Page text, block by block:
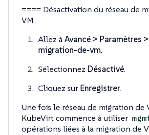
==== Désactivation du réseau de
VM
Allez àAvancé > Paramètres
migration-de-vm.
Sélectionnez Désactivé.
Cliquez sur Enregistrer.
Une fois le réseau de migration de
KubeVirt commence à utiliser
opérations liées à la migration de